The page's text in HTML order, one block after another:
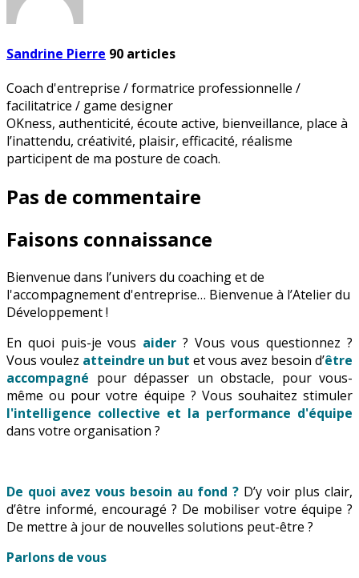
Sandrine Pierre 90 articles
Coach d'entreprise / formatrice professionnelle /
facilitatrice / game designer
OKness, authenticité, écoute active, bienveillance, place à
l’inattendu, créativité, plaisir, efficacité, réalisme
participent de ma posture de coach.
Pas de commentaire
Faisons connaissance
Bienvenue dans l’univers du coaching et de
l'accompagnement d'entreprise… Bienvenue à l’Atelier du
Développement !
En quoi puis-je vous aider ? Vous vous questionnez ?
Vous voulez atteindre un but et vous avez besoin d’être
accompagné pour dépasser un obstacle, pour vous-
même ou pour votre équipe ? Vous souhaitez stimuler
l'intelligence collective et la performance d'équipe
dans votre organisation ?
De quoi avez vous besoin au fond ? D’y voir plus clair,
d’être informé, encouragé ? De mobiliser votre équipe ?
De mettre à jour de nouvelles solutions peut-être ?
Parlons de vous